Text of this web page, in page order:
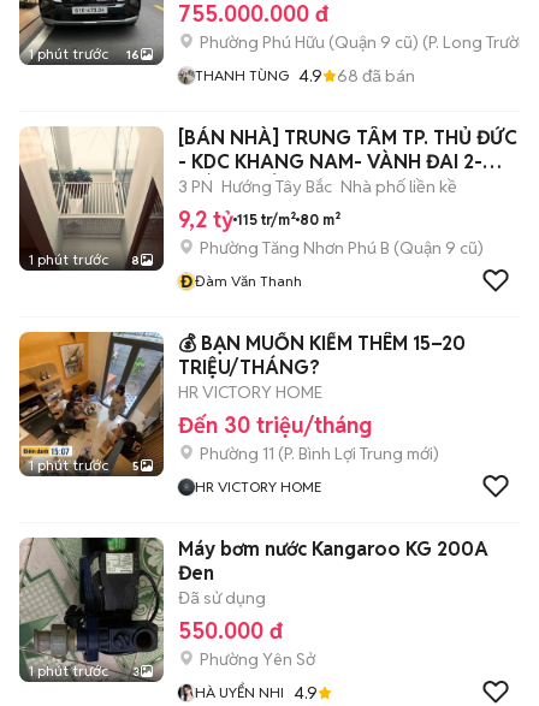
1 phút trước 16
755.000.000 đ
Phường Phú Hữu (Quận 9 cũ) (P. Long Trường
THANH TÙNG 4.9 68 đã bán
1 phút trước 8
[BÁN NHÀ] TRUNG TÂM TP. THỦ ĐỨC
- KDC KHANG NAM- VÀNH ĐAI 2-
CHÍNH CHỦ
3 PN Hướng Tây Bắc Nhà phố liền kề
9,2 tỷ 115 tr/m² 80 m²
Phường Tăng Nhơn Phú B (Quận 9 cũ)
ĐĐàm Văn Thanh
1 phút trước 5
💰 BẠN MUỐN KIẾM THÊM 15–20
TRIỆU/THÁNG?
HR VICTORY HOME
Đến 30 triệu/tháng
Phường 11 (P. Bình Lợi Trung mới)
HR VICTORY HOME
1 phút trước 3
Máy bơm nước Kangaroo KG 200A
Đen
Đã sử dụng
550.000 đ
Phường Yên Sở
HÀ UYỂN NHI 4.9